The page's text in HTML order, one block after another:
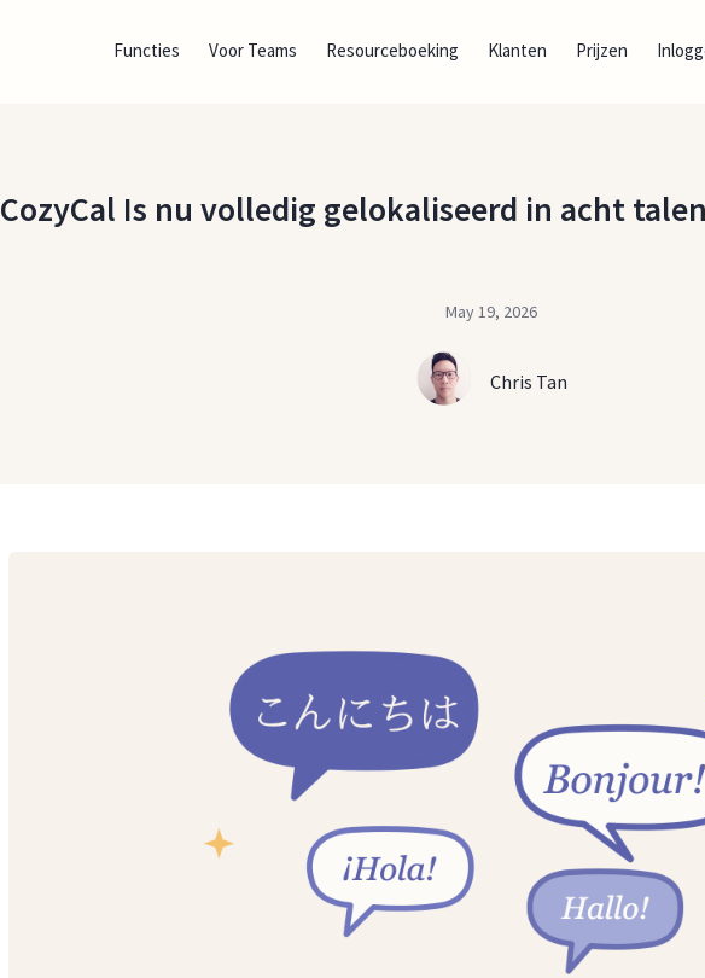
Functies Voor Teams Resourceboeking Klanten Prijzen
CozyCal Is nu volledig gelokaliseerd in acht
May 19, 2026
Chris Tan